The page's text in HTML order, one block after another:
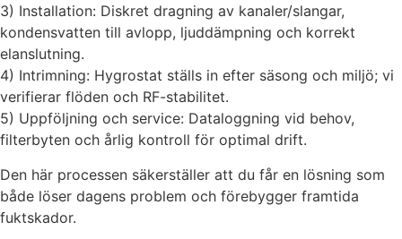
3) Installation: Diskret dragning av kanaler/slangar,
kondensvatten till avlopp, ljuddämpning och korrekt
elanslutning.
4) Intrimning: Hygrostat ställs in efter säsong och miljö; vi
verifierar flöden och RF-stabilitet.
5) Uppföljning och service: Dataloggning vid behov,
filterbyten och årlig kontroll för optimal drift.
Den här processen säkerställer att du får en lösning som
både löser dagens problem och förebygger framtida
fuktskador.